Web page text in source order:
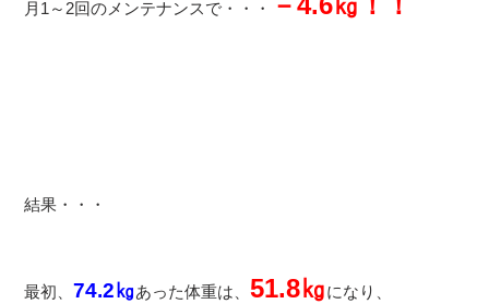
月1～2回のメンテナンスで・・・
結果・・・
最初、 74.2㎏あった体重は、 51.8㎏になり、